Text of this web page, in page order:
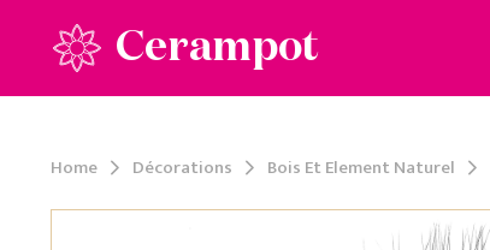
Cerampot
Home Décorations Bois Et Element Naturel